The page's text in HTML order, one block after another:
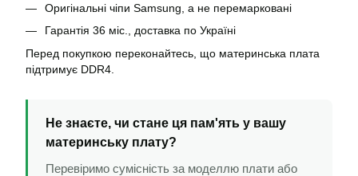
Оригінальні чіпи Samsung, а не перемарковані
Гарантія 36 міс., доставка по Україні
Перед покупкою переконайтесь, що материнська плата
підтримує DDR4.
Не знаєте, чи стане ця пам'ять у вашу
материнську плату?
Перевіримо сумісність за моделлю плати або